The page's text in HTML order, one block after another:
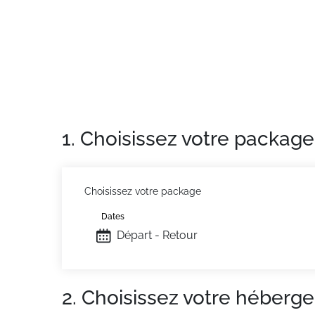
1. Choisissez votre package
Choisissez votre package
Départ - Retour
Dates
2. Choisissez votre